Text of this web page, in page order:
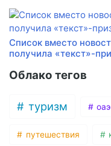
Список вместо
получила «текст»-
Облако тегов
туризм оаэ
путешествия